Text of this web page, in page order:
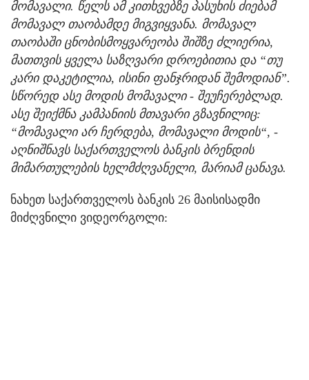
მომავალი. წელს ამ კითხვებზე პასუხის ძიებამ
მომავალ თაობამდე მიგვიყვანა. მომავალ
თაობაში ცნობისმოყვარეობა შიშზე ძლიერია,
მათთვის ყველა საზღვარი დროებითია და “თუ
კარი დაკეტილია, ისინი ფანჯრიდან შემოდიან”.
სწორედ ასე მოდის მომავალი - შეუჩერებლად.
ასე შეიქმნა კამპანიის მთავარი გზავნილიც:
“მომავალი არ ჩერდება, მომავალი მოდის“, -
აღნიშნავს საქართველოს ბანკის ბრენდის
მიმართულების ხელმძღვანელი, მარიამ ცანავა.
ნახეთ საქართველოს ბანკის 26 მაისისადმი
მიძღვნილი ვიდეორგოლი: